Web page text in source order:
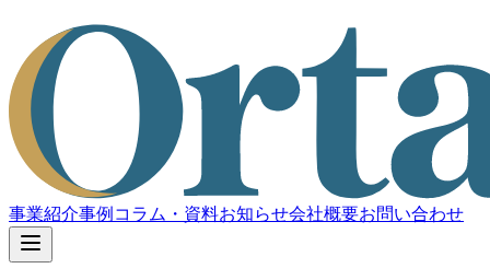
事業紹介事例 コラム・資料お知らせ会社概要お問い合わせ